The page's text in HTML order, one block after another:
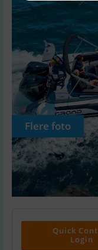
Flere foto
Quick
Login